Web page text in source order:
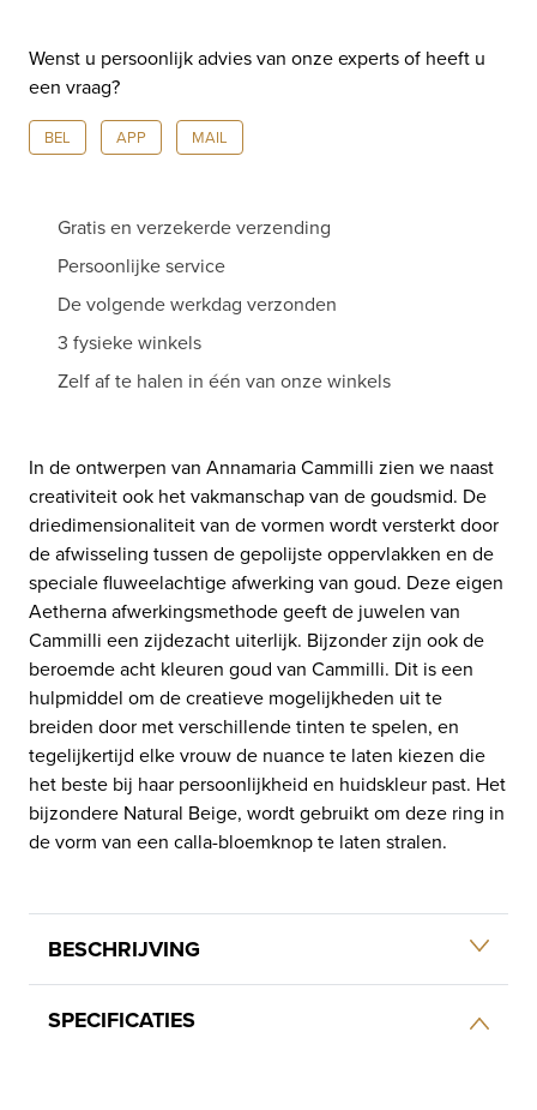
GAN2006N
aantal
Wenst u persoonlijk advies van onze experts of heeft u
een vraag?
BEL APP MAIL
Gratis en verzekerde verzending
Persoonlijke service
De volgende werkdag verzonden
3 fysieke winkels
Zelf af te halen in één van onze winkels
In de ontwerpen van Annamaria Cammilli zien we naast
creativiteit ook het vakmanschap van de goudsmid. De
driedimensionaliteit van de vormen wordt versterkt door
de afwisseling tussen de gepolijste oppervlakken en de
speciale fluweelachtige afwerking van goud. Deze eigen
Aetherna afwerkingsmethode geeft de juwelen van
Cammilli een zijdezacht uiterlijk. Bijzonder zijn ook de
beroemde acht kleuren goud van Cammilli. Dit is een
hulpmiddel om de creatieve mogelijkheden uit te
breiden door met verschillende tinten te spelen, en
tegelijkertijd elke vrouw de nuance te laten kiezen die
het beste bij haar persoonlijkheid en huidskleur past. Het
bijzondere Natural Beige, wordt gebruikt om deze ring in
de vorm van een calla-bloemknop te laten stralen.
BESCHRIJVING
SPECIFICATIES